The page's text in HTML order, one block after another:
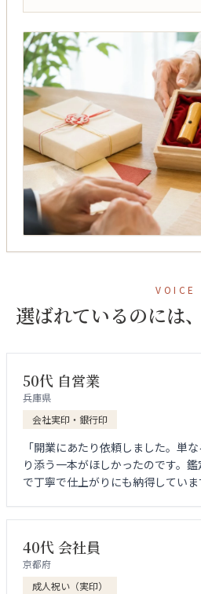
VOICE
選ばれているのには
50代 自営業
兵庫県
会社実印・銀行印
「開業にあたり依頼しました。単
り添う一本がほしかったのです。
で丁寧で仕上がりにも納得していま
40代 会社員
京都府
成人祝い（実印）